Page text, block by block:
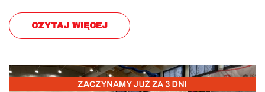
CZYTAJ WIĘCEJ